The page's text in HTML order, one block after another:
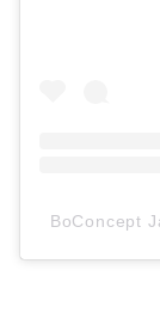
BoConcept